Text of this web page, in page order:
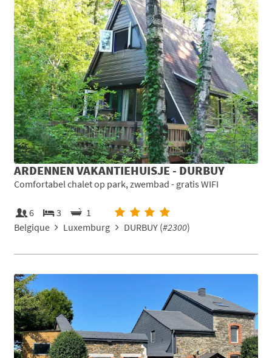
ARDENNEN VAKANTIEHUISJE - DURBUY
Comfortabel chalet op park, zwembad - gratis WIFI
6 3
1
Belgique
Luxemburg DURBUY (#2300)